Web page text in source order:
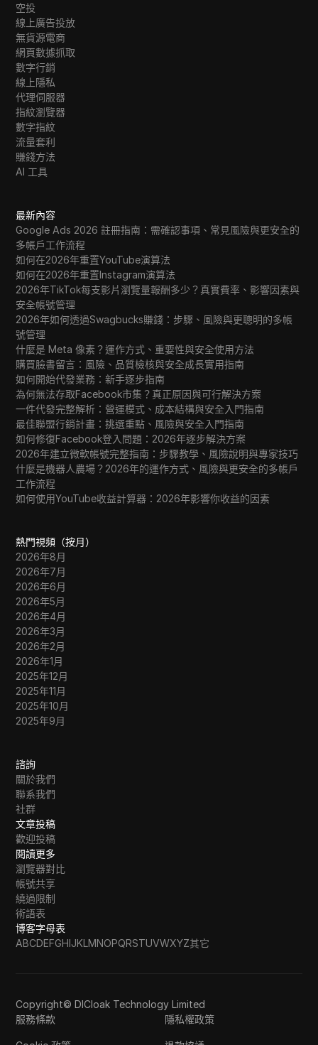
空投
線上廣告投放
無貨源電商
網頁數據抓取
數字行銷
線上隱私
代理伺服器
指紋瀏覽器
數字指紋
流量套利
賺錢方法
AI 工具
最新內容
Google Ads 2026 註冊指南：需確認事項、常見風險與更安全的
多帳戶工作流程
如何在2026年重置YouTube演算法
如何在2026年重置Instagram演算法
2026年TikTok每支影片瀏覽量報酬多少？真實費率、影響因素與
安全帳號管理
2026年如何透過Swagbucks賺錢：步驟、風險與更聰明的多帳
號管理
什麼是 Meta 像素？運作方式、重要性與安全使用方法
購買臉書留言：風險、品質檢核與安全成長實用指南
如何開始代發業務：新手逐步指南
為何無法存取Facebook市集？真正原因與可行解決方案
一件代發完整解析：營運模式、成本結構與安全入門指南
最佳聯盟行銷計畫：挑選重點、風險與安全入門指南
如何修復Facebook登入問題：2026年逐步解決方案
2026年建立微軟帳號完整指南：步驟教學、風險說明與專家技巧
什麼是機器人農場？2026年的運作方式、風險與更安全的多帳戶
工作流程
如何使用YouTube收益計算器：2026年影響你收益的因素
熱門視頻（按月）
2026年8月
2026年7月
2026年6月
2026年5月
2026年4月
2026年3月
2026年2月
2026年1月
2025年12月
2025年11月
2025年10月
2025年9月
諮詢
關於我們
聯系我們
社群
文章投稿
歡迎投稿
閱讀更多
瀏覽器對比
帳號共享
繞過限制
術語表
博客字母表
ABCDEFGHIJKLMNOPQRSTUVWXYZ其它
Copyright© DICloak Technology Limited
服務條款
隱私權政策